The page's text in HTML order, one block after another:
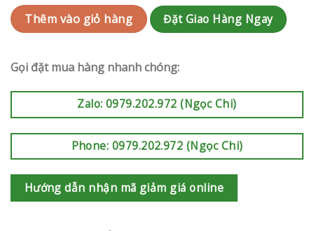
Thêm vào giỏ hàng Đặt Giao Hàng Ngay
Gọi đặt mua hàng nhanh chóng:
Zalo: 0979.202.972 (Ngọc Chi)
Phone: 0979.202.972 (Ngọc Chi)
Hướng dẫn nhận mã giảm giá online